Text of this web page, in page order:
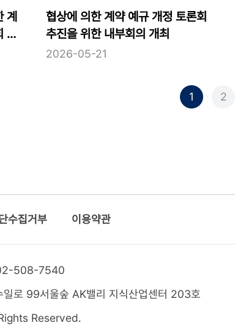
계
개
협상에 의한 계약 예규 개정 토론회
추진을 위한 내부회의 개최
2026-05-21
1 2
수집거부 이용약관
508-7540
일로 99서울숲 AK밸리 지식산업센터 203호
Reserved.